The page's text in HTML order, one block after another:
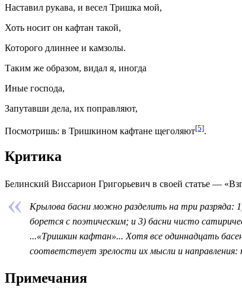
Наставил рукава, и весел Тришка мой,
Хоть носит он кафтан такой,
Которого длиннее и камзолы.
Таким же образом, видал я, иногда
Иные господа,
Запутавши дела, их поправляют,
Посмотришь: в Тришкином кафтане щеголяют[5].
Критика
Белинский Виссарион Григорьевич в своей статье — «
Крылова басни можно разделить на три разряда:
борется с поэтическим; и 3) басни чисто
...«Тришкин кафтан»... Хотя все одиннадцать
соответствует зрелости их мысли и
Примечания